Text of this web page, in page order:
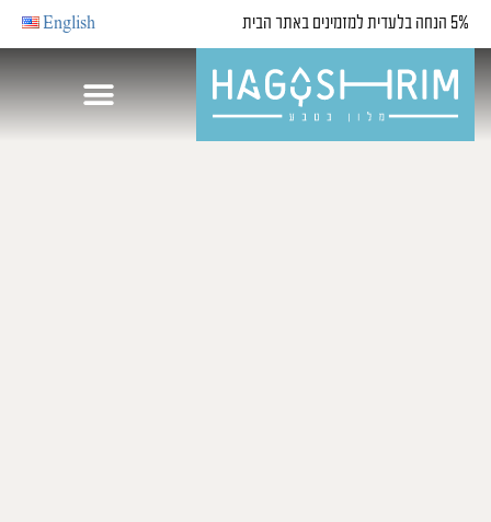
5% הנחה בלעדית למזמינים באתר הבית English